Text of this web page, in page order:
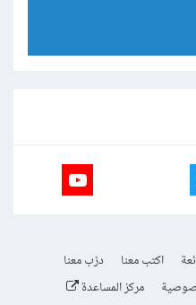
اكتب معنا
درّب معنا
مركز المساعدة